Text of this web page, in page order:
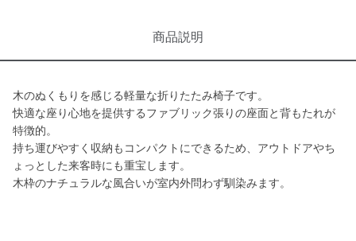
商品説明
木のぬくもりを感じる軽量な折りたたみ椅子です。
快適な座り心地を提供するファブリック張りの座面と背もたれが
特徴的。
持ち運びやすく収納もコンパクトにできるため、アウトドアやち
ょっとした来客時にも重宝します。
木枠のナチュラルな風合いが室内外問わず馴染みます。